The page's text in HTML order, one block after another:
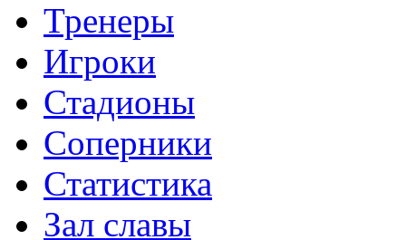
Тренеры
Игроки
Стадионы
Соперники
Статистика
Зал славы